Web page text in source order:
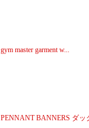
gym master garment w...
PENNANT BANNERS ダッ